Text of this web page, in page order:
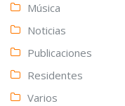
Música
Noticias
Publicaciones
Residentes
Varios